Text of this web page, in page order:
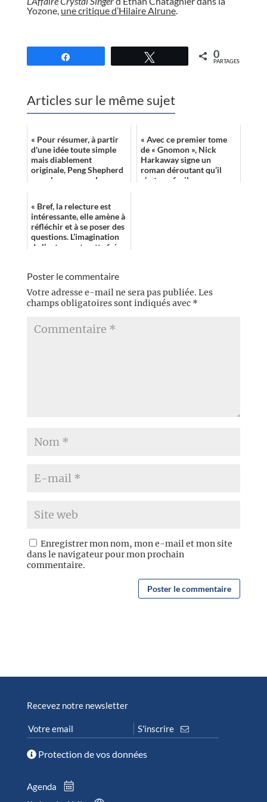
Yozone, une critique d’Hilaire Alrune.
0
PARTAGES
Articles sur le même sujet
« Pour résumer, à partir
d'une idée toute simple
mais diablement
originale, Peng Shepherd
nous brosse avec Les
« Avec ce premier tome
de « Gnomon », Nick
Harkaway signe un
roman déroutant qu’il
n’est pas facile
« Bref, la relecture est
intéressante, elle amène à
réfléchir et à se poser des
questions. L’imagination
de l’auteur est, cette fois
Poster le commentaire
Votre adresse e-mail ne sera pas publiée. Les
champs obligatoires sont indiqués avec *
Enregistrer mon nom, mon e-mail et mon site
dans le navigateur pour mon prochain
commentaire.
Recevez notre newsletter
Protection de vos données
Agenda